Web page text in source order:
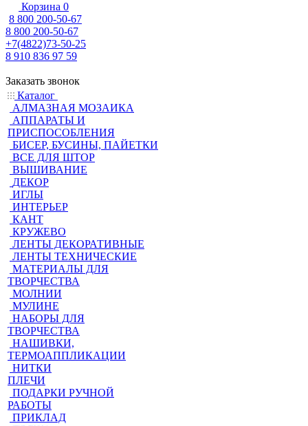
Корзина 0
8 800 200-50-67
8 800 200-50-67
+7(4822)73-50-25
8 910 836 97 59
Заказать звонок
Каталог
АЛМАЗНАЯ МОЗАИКА
АППАРАТЫ И
ПРИСПОСОБЛЕНИЯ
БИСЕР, БУСИНЫ, ПАЙЕТКИ
ВСЕ ДЛЯ ШТОР
ВЫШИВАНИЕ
ДЕКОР
ИГЛЫ
ИНТЕРЬЕР
КАНТ
КРУЖЕВО
ЛЕНТЫ ДЕКОРАТИВНЫЕ
ЛЕНТЫ ТЕХНИЧЕСКИЕ
МАТЕРИАЛЫ ДЛЯ
ТВОРЧЕСТВА
МОЛНИИ
МУЛИНЕ
НАБОРЫ ДЛЯ
ТВОРЧЕСТВА
НАШИВКИ,
ТЕРМОАППЛИКАЦИИ
НИТКИ
ПЛЕЧИ
ПОДАРКИ РУЧНОЙ
РАБОТЫ
ПРИКЛАД